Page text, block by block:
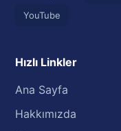
YouTube
Hızlı Linkler
Ana Sayfa
Hakkımızda